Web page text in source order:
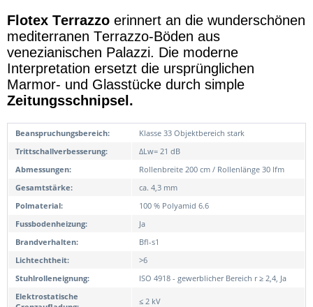
Flotex Terrazzo erinnert an die wunderschönen
mediterranen Terrazzo-Böden aus
venezianischen Palazzi. Die moderne
Interpretation ersetzt die ursprünglichen
Marmor- und Glasstücke durch simple
Zeitungsschnipsel.
Beanspruchungsbereich:
Klasse 33 Objektbereich stark
Trittschallverbesserung:
ΔLw= 21 dB
Abmessungen:
Rollenbreite 200 cm / Rollenlänge 30 lfm
Gesamtstärke:
ca. 4,3 mm
Polmaterial:
100 % Polyamid 6.6
Fussbodenheizung:
Ja
Brandverhalten:
Bfl-s1
Lichtechtheit:
>6
Stuhlrolleneignung:
ISO 4918 - gewerblicher Bereich r ≥ 2,4, Ja
Elektrostatische
≤ 2 kV